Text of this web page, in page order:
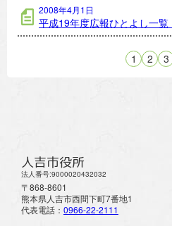
2008年4月1日
平成19年度広報ひとよし一覧
1 2 3
人吉市役所
法人番号:9000020432032
〒868-8601
熊本県人吉市西間下町7番地1
代表電話： 0966-22-2111